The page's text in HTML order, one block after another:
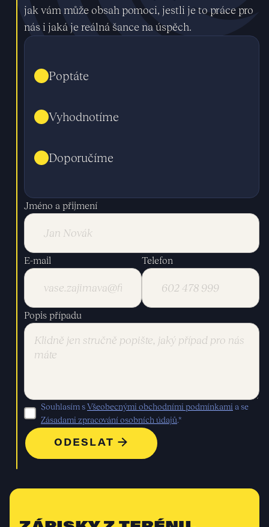
jak vám může obsah pomoci, jestli je to práce pro
nás i jaká je reálná šance na úspěch.
Poptáte
Vyhodnotíme
Doporučíme
Jméno a přijmení
E-mail Telefon
Popis případu
Souhlasím sVšeobecnými obchodními podmínkami a se
Zásadami zpracování osobních údajů.*